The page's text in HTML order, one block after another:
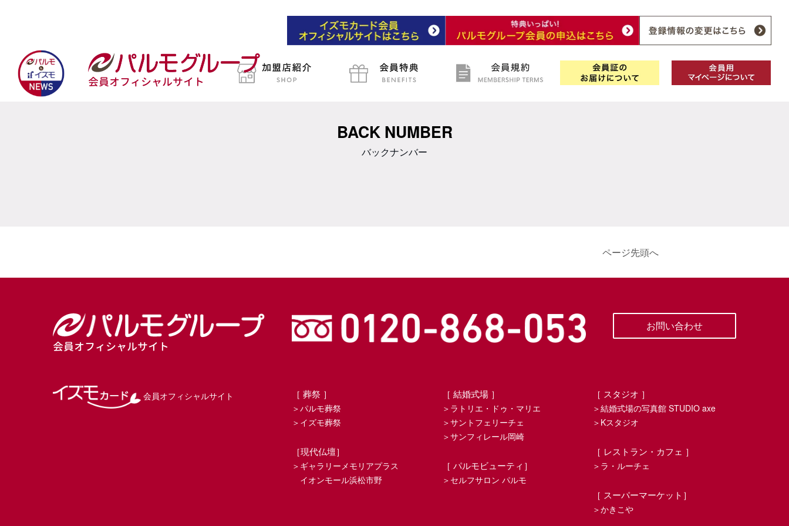
会員オフィシャルサイト
BACK NUMBER
バックナンバー
ページ先頭へ
会員オフィシャルサイト
お問い合わせ
会員オフィシャルサイト ［ 葬祭 ］
＞パルモ葬祭
＞イズモ葬祭
［現代仏壇］
＞ギャラリーメモリアプラス
イオンモール浜松市野
［ 結婚式場 ］
＞ラトリエ・ドゥ・マリエ
＞サントフェリーチェ
＞サンフィレール岡崎
［ パルモビューティ］
＞セルフサロン パルモ
［ スタジオ ］
＞結婚式場の写真館 STUDIO axe
＞Kスタジオ
［ レストラン・カフェ ］
＞ラ・ルーチェ
［ スーパーマーケット］
＞かきこや